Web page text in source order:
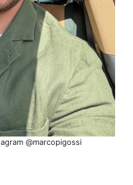
@marcopigossi